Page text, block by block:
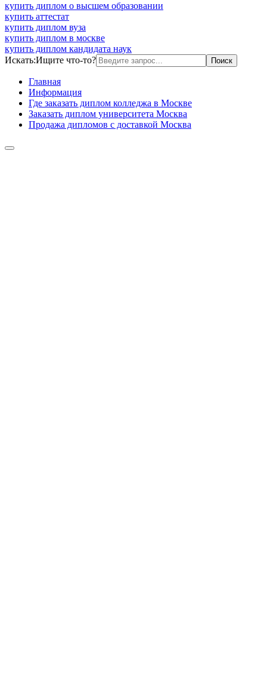
купить диплом о высшем образовании
купить аттестат
купить диплом вуза
купить диплом в москве
купить диплом кандидата наук
Искать:Ищите что-то?
Главная
Информация
Где заказать диплом колледжа в Москве
Заказать диплом университета Москва
Продажа дипломов с доставкой Москва